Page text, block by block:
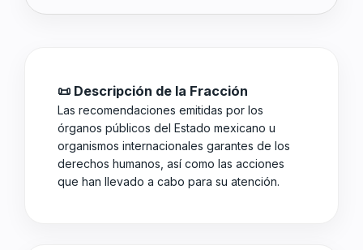
📜 Descripción de la Fracción
Las recomendaciones emitidas por los
órganos públicos del Estado mexicano u
organismos internacionales garantes de los
derechos humanos, así como las acciones
que han llevado a cabo para su atención.